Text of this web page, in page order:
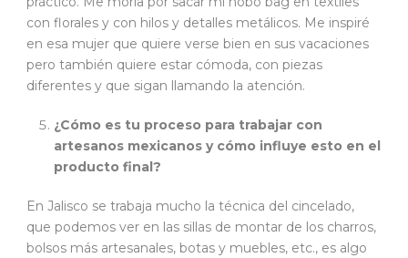
con florales y con hilos y detalles metálicos. Me inspiré
en esa mujer que quiere verse bien en sus vacaciones
pero también quiere estar cómoda, con piezas
diferentes y que sigan llamando la atención.
¿Cómo es tu proceso para trabajar con
artesanos mexicanos y cómo influye esto en el
producto final?
En Jalisco se trabaja mucho la técnica del cincelado,
que podemos ver en las sillas de montar de los charros,
bolsos más artesanales, botas y muebles, etc., es algo